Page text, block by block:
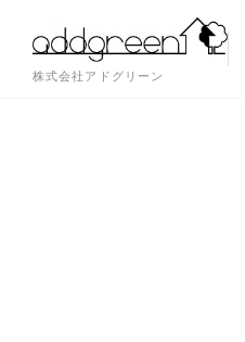
株式会社アドグリーン